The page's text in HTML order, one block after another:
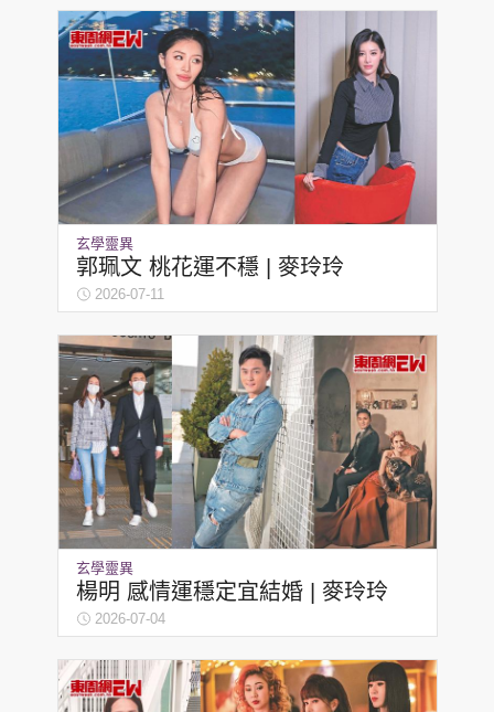
玄學靈異
郭珮文 桃花運不穩 | 麥玲玲
2026-07-11
玄學靈異
楊明 感情運穩定宜結婚 | 麥玲玲
2026-07-04